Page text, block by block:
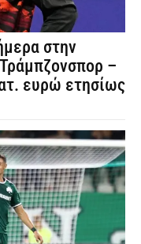
στην
–
ευρώ ετησίως